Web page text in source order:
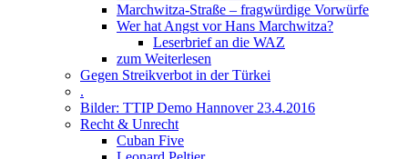
Marchwitza-Straße – fragwürdige Vorwürfe
Wer hat Angst vor Hans Marchwitza?
Leserbrief an die WAZ
zum Weiterlesen
Gegen Streikverbot in der Türkei
.
Bilder: TTIP Demo Hannover 23.4.2016
Recht & Unrecht
Cuban Five